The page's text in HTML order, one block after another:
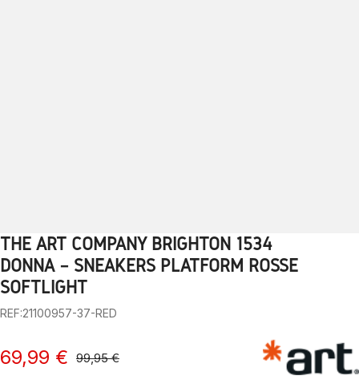
1 2 3 4 5 6 7 8
THE ART COMPANY BRIGHTON 1534
DONNA – SNEAKERS PLATFORM ROSSE
SOFTLIGHT
REF:21100957-37-RED
69,99 € 99,95 €